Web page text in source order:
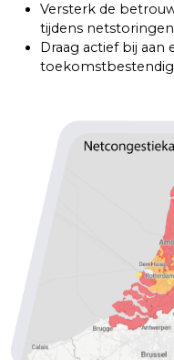
Versterk de
tijdens
Draag actief bij aan